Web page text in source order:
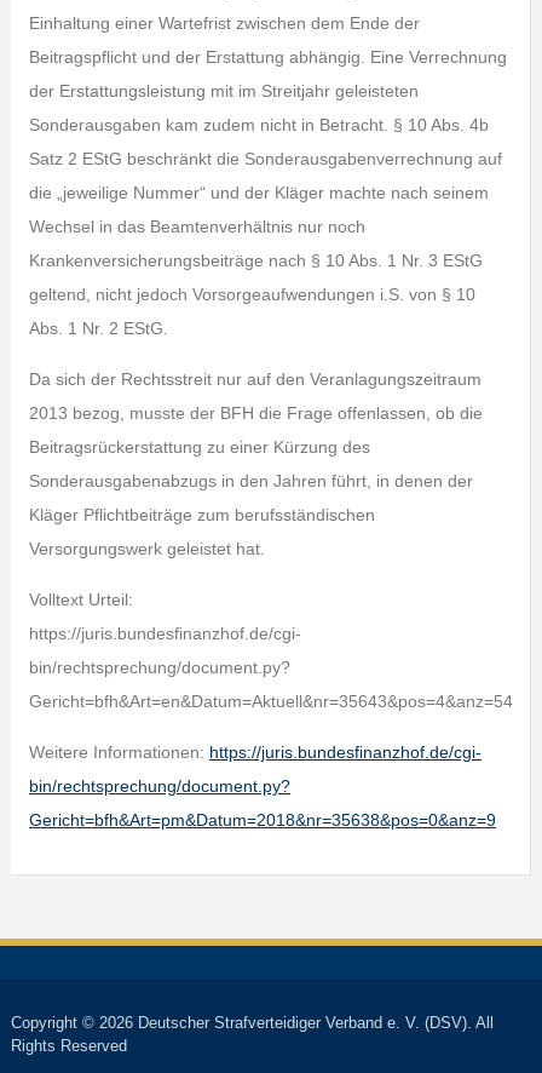
Einhaltung einer Wartefrist zwischen dem Ende der
Beitragspflicht und der Erstattung abhängig. Eine Verrechnung
der Erstattungsleistung mit im Streitjahr geleisteten
Sonderausgaben kam zudem nicht in Betracht. § 10 Abs. 4b
Satz 2 EStG beschränkt die Sonderausgabenverrechnung auf
die „jeweilige Nummer“ und der Kläger machte nach seinem
Wechsel in das Beamtenverhältnis nur noch
Krankenversicherungsbeiträge nach § 10 Abs. 1 Nr. 3 EStG
geltend, nicht jedoch Vorsorgeaufwendungen i.S. von § 10
Abs. 1 Nr. 2 EStG.
Da sich der Rechtsstreit nur auf den Veranlagungszeitraum
2013 bezog, musste der BFH die Frage offenlassen, ob die
Beitragsrückerstattung zu einer Kürzung des
Sonderausgabenabzugs in den Jahren führt, in denen der
Kläger Pflichtbeiträge zum berufsständischen
Versorgungswerk geleistet hat.
Volltext Urteil:
https://juris.bundesfinanzhof.de/cgi-
bin/rechtsprechung/document.py?
Gericht=bfh&Art=en&Datum=Aktuell&nr=35643&pos=4&anz=54
Weitere Informationen: https://juris.bundesfinanzhof.de/cgi-
bin/rechtsprechung/document.py?
Gericht=bfh&Art=pm&Datum=2018&nr=35638&pos=0&anz=9
Copyright © 2026 Deutscher Strafverteidiger Verband e. V. (DSV). All
Rights Reserved